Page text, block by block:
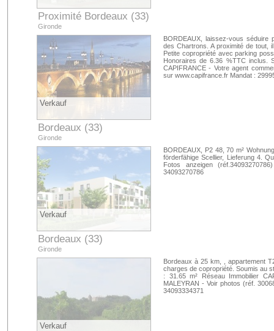
Proximité Bordeaux (33)
Gironde
Verkauf
Bordeaux (33)
Gironde
BORDEAUX, laissez-vous
des Chartrons. A proximité de tout,
Petite copropriété avec parking
Honoraires de 6.36 %TTC inclus.
CAPIFRANCE - Votre agent
sur www.capifrance.fr Mandat :
Verkauf
Bordeaux (33)
Gironde
BORDEAUX, P2 48, 70 m²
förderfähige Scellier, Lieferung 4.
Fotos anzeigen
34093270786
Verkauf
Bordeaux à 25 km, , appartement
charges de copropriété. Soumis au
: 31.65 m² Réseau Immobilier
MALEYRAN - Voir photos (réf.
34093334371